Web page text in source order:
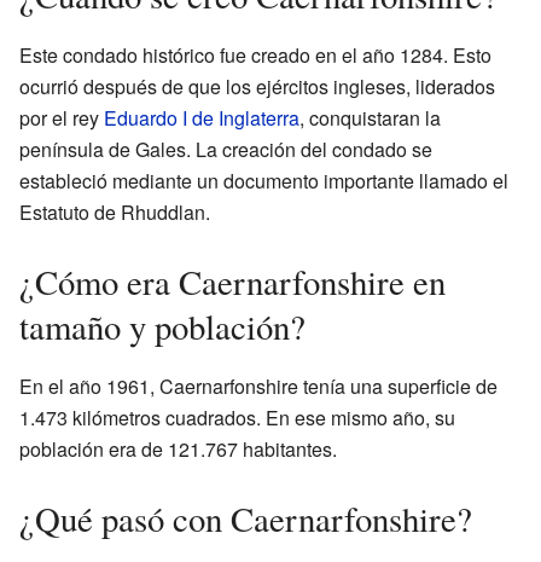
Este condado histórico fue creado en el año 1284. Esto
ocurrió después de que los ejércitos ingleses, liderados
por el rey Eduardo I de Inglaterra, conquistaran la
península de Gales. La creación del condado se
estableció mediante un documento importante llamado el
Estatuto de Rhuddlan.
¿Cómo era Caernarfonshire en
tamaño y población?
En el año 1961, Caernarfonshire tenía una superficie de
1.473 kilómetros cuadrados. En ese mismo año, su
población era de 121.767 habitantes.
¿Qué pasó con Caernarfonshire?